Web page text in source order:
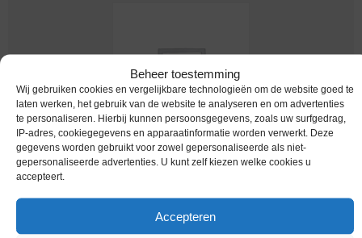
Beheer toestemming
Wij gebruiken cookies en vergelijkbare technologieën om de website goed te
laten werken, het gebruik van de website te analyseren en om advertenties
te personaliseren. Hierbij kunnen persoonsgegevens, zoals uw surfgedrag,
IP-adres, cookiegegevens en apparaatinformatie worden verwerkt. Deze
gegevens worden gebruikt voor zowel gepersonaliseerde als niet-
gepersonaliseerde advertenties. U kunt zelf kiezen welke cookies u
accepteert.
Accepteren
Worldcoins / Poland / Polen / 10 Zlotych / 1964 /